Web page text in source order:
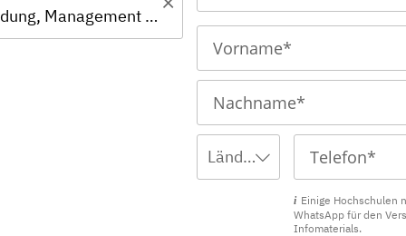
Master - Bildung, Management und Führung
Ländervorwahl wählen ... *
Einige Hochschulen
WhatsApp für den
Infomaterials.